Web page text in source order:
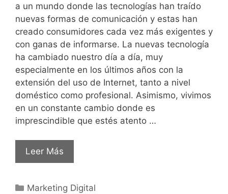
a un mundo donde las tecnologías han traído
nuevas formas de comunicación y estas han
creado consumidores cada vez más exigentes y
con ganas de informarse. La nuevas tecnología
ha cambiado nuestro día a día, muy
especialmente en los últimos años con la
extensión del uso de Internet, tanto a nivel
doméstico como profesional. Asimismo, vivimos
en un constante cambio donde es
imprescindible que estés atento …
Leer Más
Marketing Digital